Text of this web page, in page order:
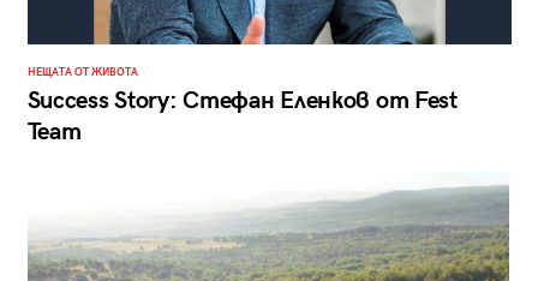
НЕЩАТА ОТ ЖИВОТА
Success Story: Стефан Еленков от Fest
Team